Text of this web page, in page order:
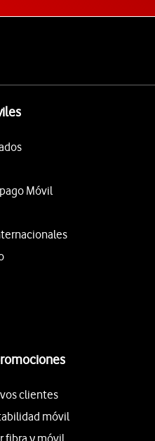
Móvil
clientes
móvil
fibra y móvil